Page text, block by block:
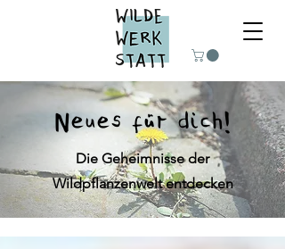
Neues für dich!
Die Geheimnisse der
Wildpflanzenwelt entdecken